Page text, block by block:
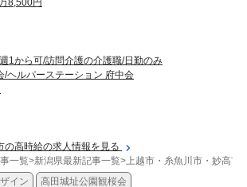
1から可/訪問介護の介護職/日勤のみ
/ヘルパーステーション 府中会
の高時給の求人情報を見る
一覧>新潟県最新記事一覧>上越市・糸魚川市・妙高市
イン 高田城址公園観桜会